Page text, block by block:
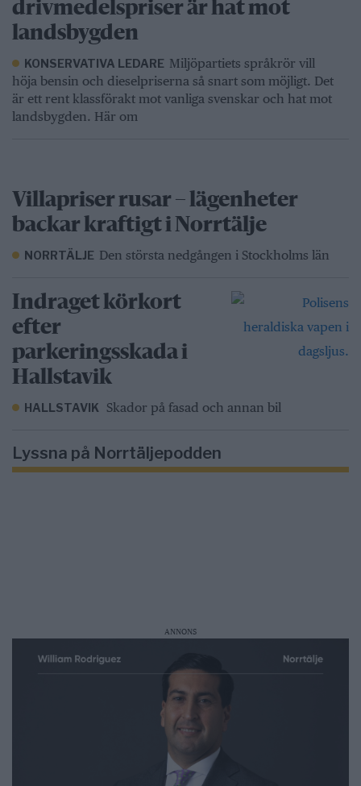
drivmedelspriser är hat mot
landsbygden
KONSERVATIVA LEDARE Miljöpartiets språkrör vill
höja bensin och dieselpriserna så snart som möjligt. Det
är ett rent klassförakt mot vanliga svenskar och hat mot
landsbygden. Här om
Villapriser rusar – lägenheter
backar kraftigt i Norrtälje
NORRTÄLJE Den största nedgången i Stockholms län
Indraget körkort
efter
parkeringsskada i
Hallstavik
HALLSTAVIK Skador på fasad och annan bil
Lyssna på Norrtäljepodden
ANNONS